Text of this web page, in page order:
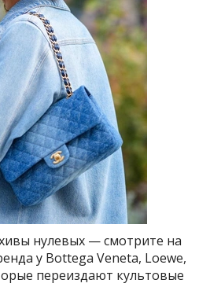
нулевых — смотрите на
у Bottega Veneta, Loewe,
переиздают культовые